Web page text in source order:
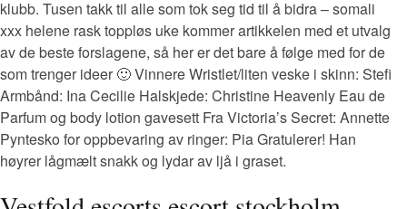
klubb. Tusen takk til alle som tok seg tid til å bidra – somali
xxx helene rask toppløs uke kommer artikkelen med et utvalg
av de beste forslagene, så her er det bare å følge med for de
som trenger ideer 🙂 Vinnere Wristlet/liten veske i skinn: Stefi
Armbånd: Ina Cecilie Halskjede: Christine Heavenly Eau de
Parfum og body lotion gavesett Fra Victoria’s Secret: Annette
Pyntesko for oppbevaring av ringer: Pia Gratulerer! Han
høyrer lågmælt snakk og lydar av ljå i graset.